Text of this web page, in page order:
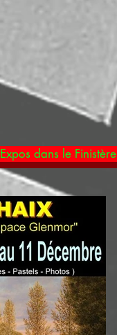
Expos dans le Finistère